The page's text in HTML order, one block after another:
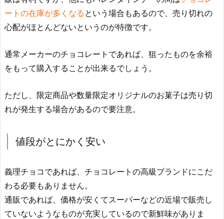
ートの在庫が多くなる という場合もあるので、売り切れの
心配がほとんどないというのが特徴です。
通常メーカーのチョコレートであれば、狙ったものを余裕
をもって購入することが出来るでしょう。
ただし、限定商品や数量限定オリジナルのお菓子は売り切
れが発生する場合があるので要注意。
値段がとにかく安い
義理チョコであれば、チョコレートの高級ブランドにこだ
わる必要もありません。
通販であれば、価格が安くてスーパーなどの近場で販売し
ていないようなものが充実しているので新鮮味がありま